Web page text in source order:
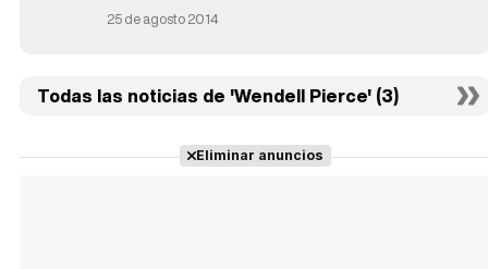
25 de agosto 2014
Todas las noticias de 'Wendell Pierce' (3)
Eliminar anuncios